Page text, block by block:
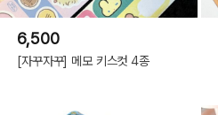
6,500
[자꾸자꾸] 메모 키스컷 4종